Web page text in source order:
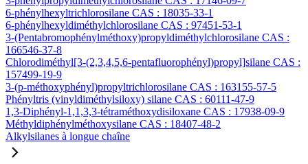
6-phénylhexyltrichlorosilane CAS : 18035-33-1
6-phénylhexyldiméthylchlorosilane CAS : 97451-53-1
3-(Pentabromophénylméthoxy)propyldiméthylchlorosilane CAS :
166546-37-8
Chlorodiméthyl[3-(2,3,4,5,6-pentafluorophényl)propyl]silane CAS :
157499-19-9
3-(p-méthoxyphényl)propyltrichlorosilane CAS : 163155-57-5
Phényltris (vinyldiméthylsiloxy) silane CAS : 60111-47-9
1,3-Diphényl-1,1,3,3-tétraméthoxydisiloxane CAS : 17938-09-9
Méthyldiphénylméthoxysilane CAS : 18407-48-2
Alkylsilanes à longue chaîne